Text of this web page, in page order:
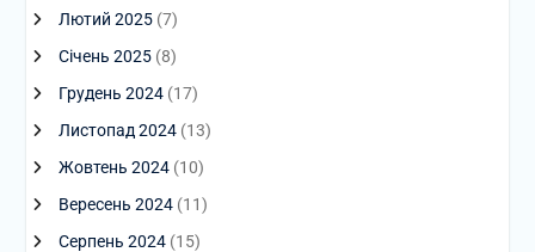
Лютий 2025(7)
Січень 2025(8)
Грудень 2024(17)
Листопад 2024(13)
Жовтень 2024(10)
Вересень 2024(11)
Серпень 2024(15)